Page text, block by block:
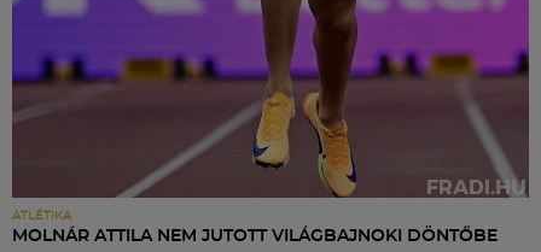
ATLÉTIKA
MOLNÁR ATTILA NEM JUTOTT VILÁGBAJNOKI DÖNTŐBE
Klub
Szolgáltatások
Shop